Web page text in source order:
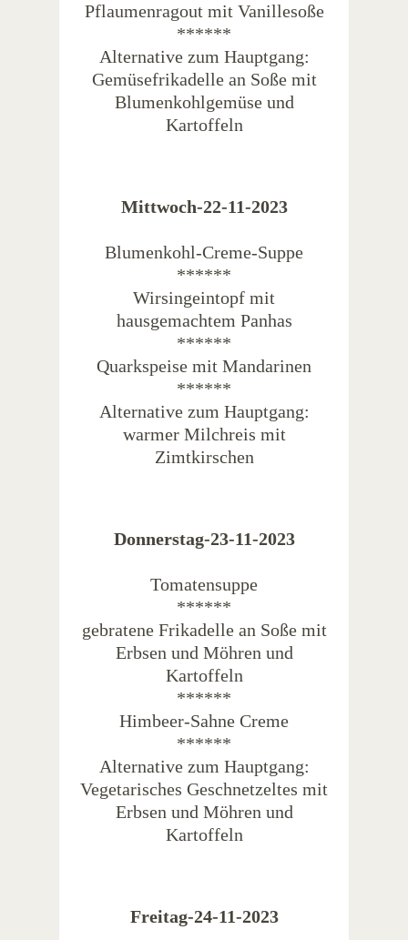
Pflaumenragout mit Vanillesoße
******
Alternative zum Hauptgang:
Gemüsefrikadelle an Soße mit
Blumenkohlgemüse und
Kartoffeln
Mittwoch-22-11-2023
Blumenkohl-Creme-Suppe
******
Wirsingeintopf mit
hausgemachtem Panhas
******
Quarkspeise mit Mandarinen
******
Alternative zum Hauptgang:
warmer Milchreis mit
Zimtkirschen
Donnerstag-23-11-2023
Tomatensuppe
******
gebratene Frikadelle an Soße mit
Erbsen und Möhren und
Kartoffeln
******
Himbeer-Sahne Creme
******
Alternative zum Hauptgang:
Vegetarisches Geschnetzeltes mit
Erbsen und Möhren und
Kartoffeln
Freitag-24-11-2023